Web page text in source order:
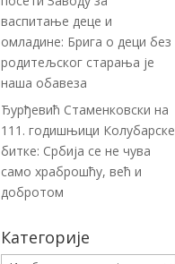
васпитање деце и
омладине: Брига о деци без
родитељског старања је
наша обавеза
Ђурђевић Стаменковски на
111. годишњици Колубарске
битке: Србија се не чува
само храброшћу, већ и
добротом
Категорије